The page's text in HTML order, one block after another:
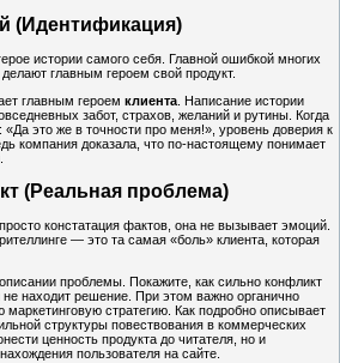
(Идентификация)
истории самого себя. Главной ошибкой многих
главным героем свой продукт.
главным героем клиента . Написание истории
забот, страхов, желаний и рутины. Когда
«Да это же в точности про меня!», уровень доверия к
компания доказала, что по-настоящему понимает
(Реальная проблема)
констатация фактов, она не вызывает эмоций.
— это та самая «боль» клиента, которая
проблемы. Покажите, как сильно конфликт
не находит решение. При этом важно органично
маркетинговую стратегию. Как подробно описывает
структуры повествования в коммерческих
ценность продукта до читателя, но и
пользователя на сайте.